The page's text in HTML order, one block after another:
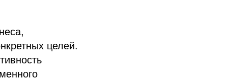
целей.